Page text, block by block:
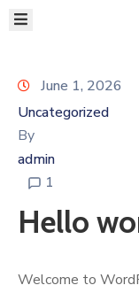
ΝΕΑ
ΑΠΟΦΑΣΕΙΣ
ΠΡΟΚΗΡΥΞΕΙΣ
Η
ΔΙΟΙΚΗΣΗ
ΔΡΩΜΕΝΑ
Ο
ΜΑΣ
June 1, 2026
Uncategorized
By
admin
1
Hello
Welcome to